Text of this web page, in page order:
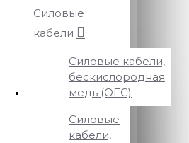
Силовые
кабели
Силовые кабели,
бескислородная
медь (OFC)
Силовые
кабели,